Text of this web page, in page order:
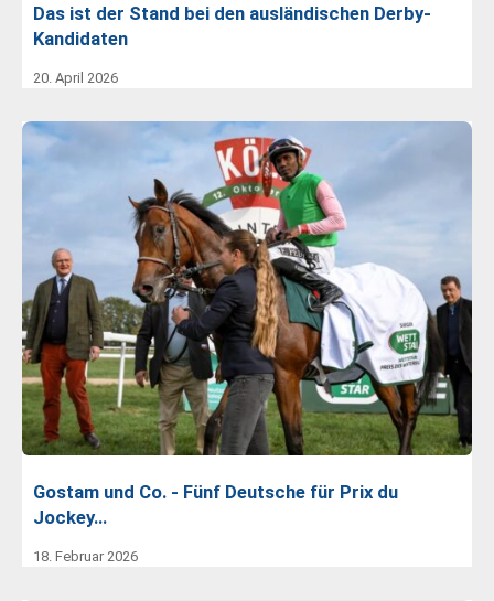
Das ist der Stand bei den ausländischen Derby-
Kandidaten
20. April 2026
Gostam und Co. - Fünf Deutsche für Prix du
Jockey…
18. Februar 2026